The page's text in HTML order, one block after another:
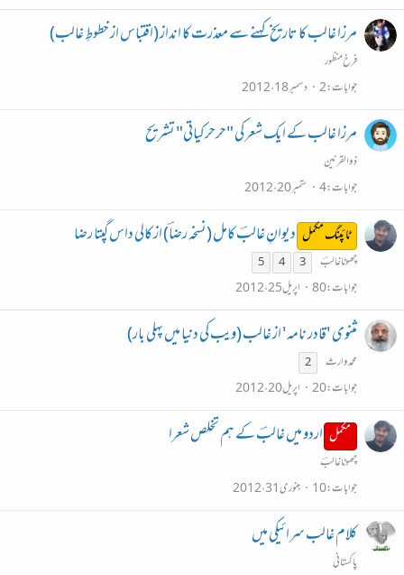
مرزا غالب کا تاریخ کہنے سے معذرت کا انداز (اقتباس از خطوطِ غالب)
فرخ منظور
جوابات 2 دسمبر 18، 2012
مرزا غالب کے ایک شعر کی "حرحرکیاتی" تشریح
ذوالقرنین
جوابات 4 ستمبر 20، 2012
ٹائپنگ مکمل دیوانِ غالبؔ کامل (نسخہ رضاؔ) از کالی داس گپتا رضا
چھوٹاغالبؔ 3
4
5
جوابات 80 اپریل 25، 2012
مثنوی 'قادر نامہ' از غالب (ویب کی دنیا میں پہلی بار)
محمد وارث 2
جوابات 20 اپریل 20، 2012
مکمل اردو میں غالبؔ کے ہم تخلص شعرا
چھوٹاغالبؔ
جوابات 10 جنوری 31، 2012
کلام غالب سرائیکی میں
پاکستانی